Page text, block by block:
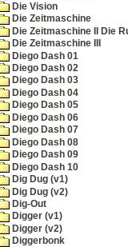
Die Vision
Die Zeitmaschine
Die Zeitmaschine II Die
Die Zeitmaschine III
Diego Dash 01
Diego Dash 02
Diego Dash 03
Diego Dash 04
Diego Dash 05
Diego Dash 06
Diego Dash 07
Diego Dash 08
Diego Dash 09
Diego Dash 10
Dig Dug (v1)
Dig Dug (v2)
Dig-Out
Digger (v1)
Digger (v2)
Diggerbonk